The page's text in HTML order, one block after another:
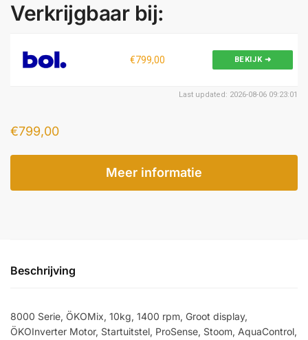
Verkrijgbaar bij:
€799,00 BEKIJK ➜
Last updated: 2026-08-06 09:23:01
€799,00
Meer informatie
Beschrijving
8000 Serie, ÖKOMix, 10kg, 1400 rpm, Groot display,
ÖKOInverter Motor, Startuitstel, ProSense, Stoom, AquaControl,